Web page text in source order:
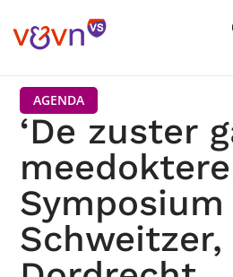
AGENDA
‘De zuster
Schweitzer,